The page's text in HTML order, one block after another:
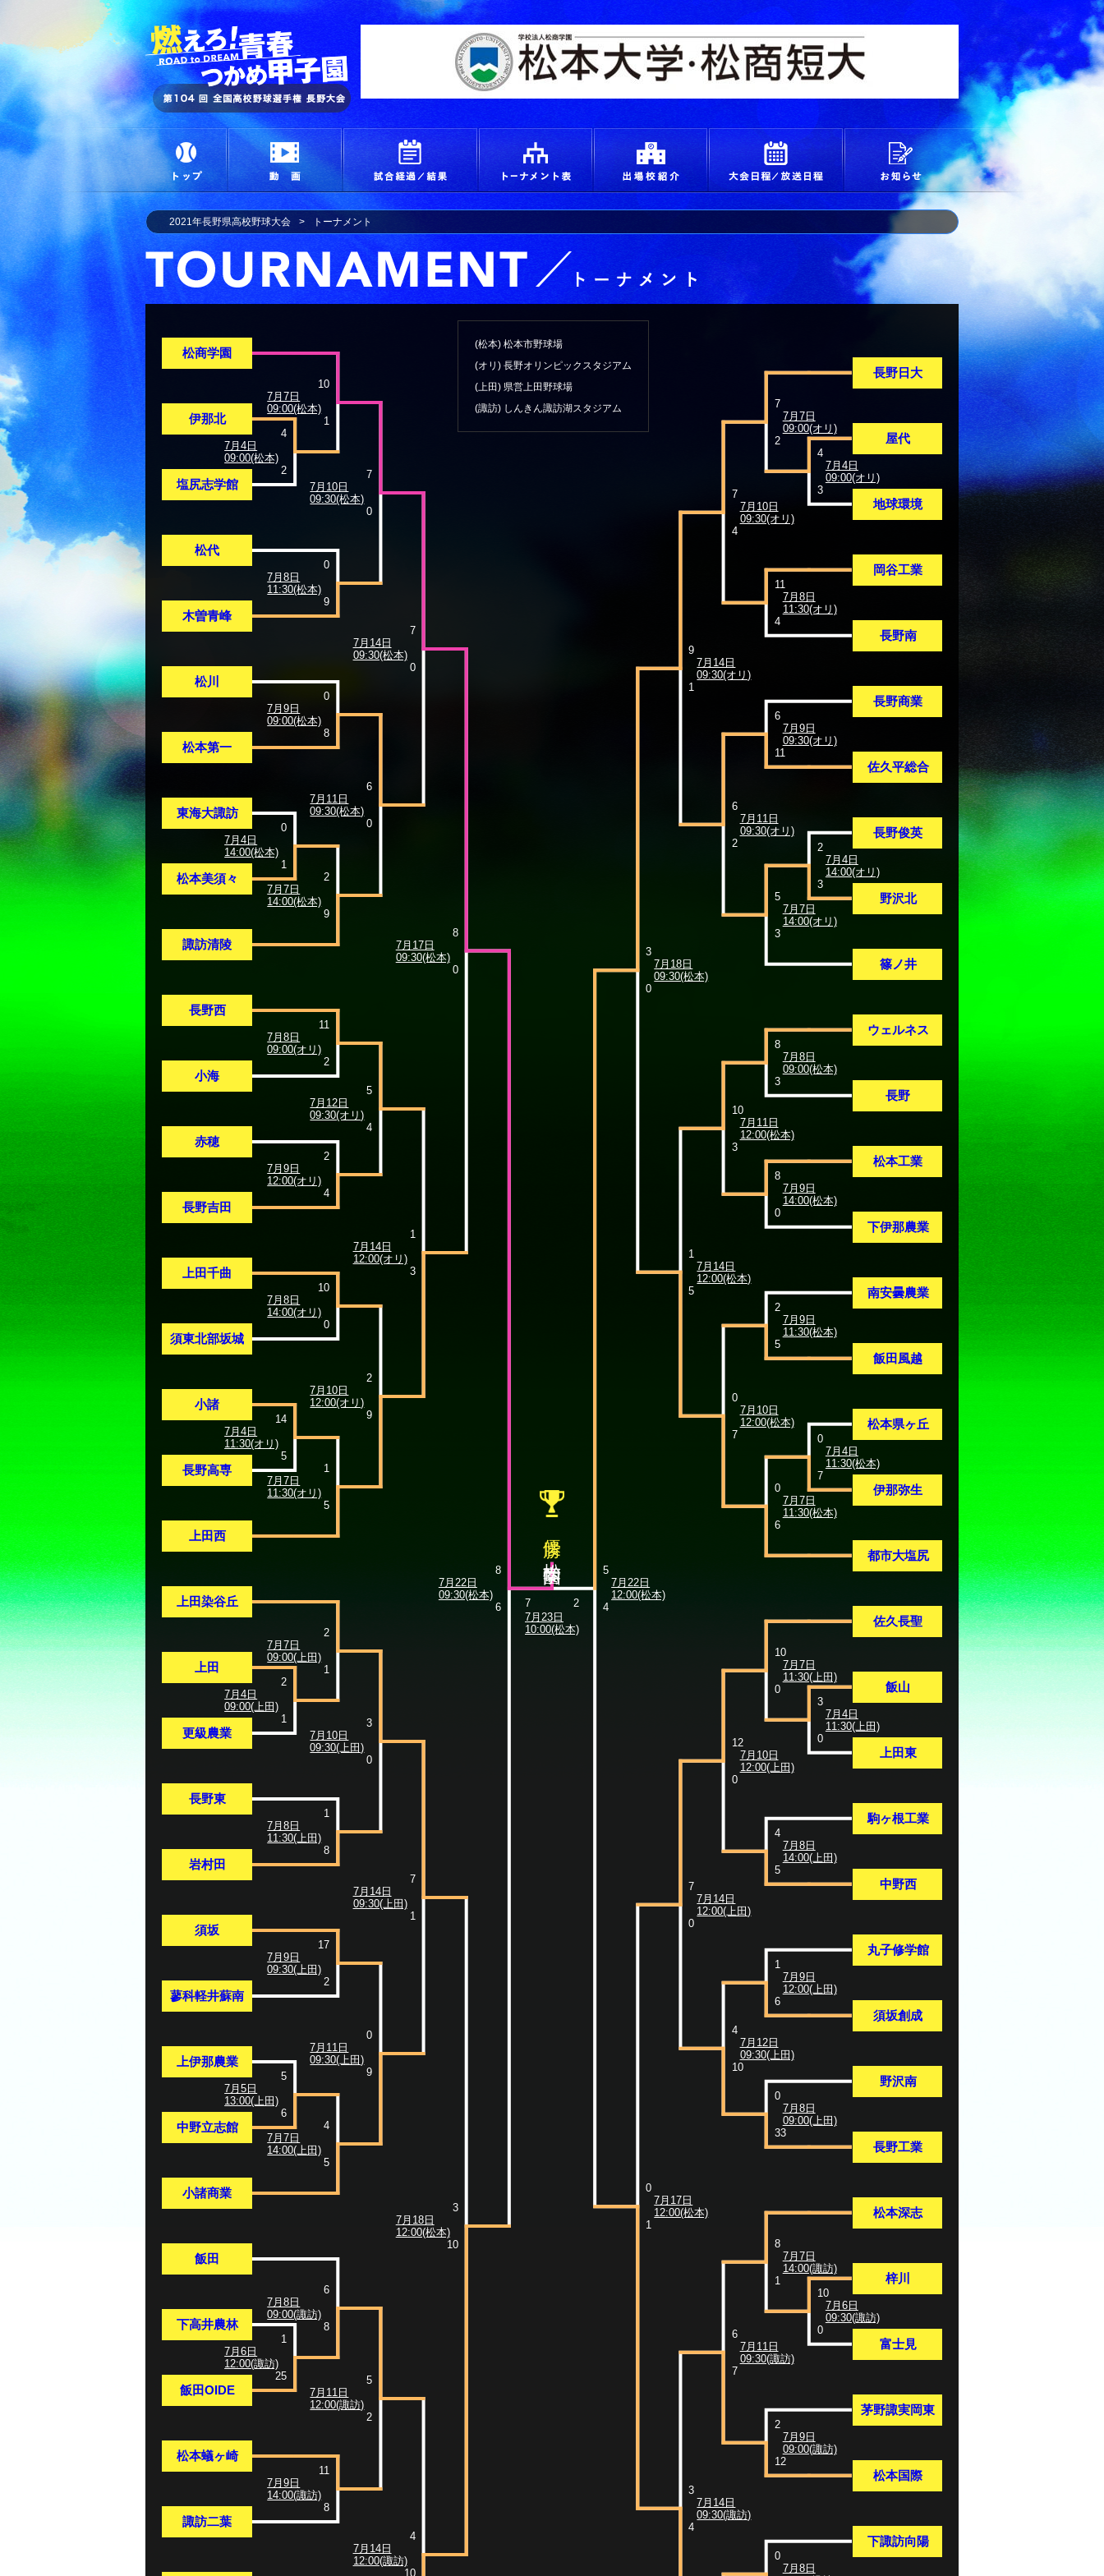
燃えろ！青春 つかめ甲子園
トップ 動画 試合経過＆結果 トーナメント 出場校 大会日程/放送日程
2021年長野県高校野球大会 トーナメント
(松本) 松本市野球場
(オリ) 長野オリンピックスタジアム
(上田) 県営上田野球場
(諏訪) しんきん諏訪湖スタジアム
松商学園
伊那北
塩尻志学館
松代
木曽青峰
松川
松本第一
東海大諏訪
松本美須々
諏訪清陵
長野西
小海
赤穂
長野吉田
上田千曲
須東北部坂城
小諸
長野高専
上田西
上田染谷丘
上田
更級農業
長野東
岩村田
須坂
蓼科軽井蘇南
上伊那農業
中野立志館
小諸商業
飯田
下高井農林
飯田OIDE
松本蟻ヶ崎
諏訪二葉
長野日大
屋代
地球環境
岡谷工業
長野南
長野商業
佐久平総合
長野俊英
野沢北
篠ノ井
ウェルネス
長野
松本工業
下伊那農業
南安曇農業
飯田風越
松本県ヶ丘
伊那弥生
都市大塩尻
佐久長聖
飯山
上田東
駒ヶ根工業
中野西
丸子修学館
須坂創成
野沢南
長野工業
松本深志
梓川
富士見
茅野諏実岡東
松本国際
下諏訪向陽
7月4日
09:00(松本)
4
2
7月4日
14:00(松本)
0
1
7月4日
11:30(オリ)
14
5
7月4日
09:00(上田)
2
1
7月5日
13:00(上田)
5
6
7月6日
12:00(諏訪)
1
25
7月7日
09:00(松本)
10
1
7月8日
11:30(松本)
0
9
7月9日
09:00(松本)
0
8
7月7日
14:00(松本)
2
9
7月8日
09:00(オリ)
11
2
7月9日
12:00(オリ)
2
4
7月8日
14:00(オリ)
10
0
7月7日
11:30(オリ)
1
5
7月7日
09:00(上田)
2
1
7月8日
11:30(上田)
1
8
7月9日
09:30(上田)
17
2
7月7日
14:00(上田)
4
5
7月8日
09:00(諏訪)
6
8
7月9日
14:00(諏訪)
11
8
7月10日
09:30(松本)
7
0
7月11日
09:30(松本)
6
0
7月12日
09:30(オリ)
5
4
7月10日
12:00(オリ)
2
9
7月10日
09:30(上田)
3
0
7月11日
09:30(上田)
0
9
7月11日
12:00(諏訪)
5
2
7月14日
09:30(松本)
7
0
7月14日
12:00(オリ)
1
3
7月14日
09:30(上田)
7
1
7月14日
12:00(諏訪)
4
10
7月17日
09:30(松本)
8
0
7月18日
12:00(松本)
3
10
7月22日
09:30(松本)
8
6
7月4日
09:00(オリ)
4
3
7月4日
14:00(オリ)
2
3
7月4日
11:30(松本)
0
7
7月4日
11:30(上田)
3
0
7月6日
09:30(諏訪)
10
0
7月7日
09:00(オリ)
7
2
7月8日
11:30(オリ)
11
4
7月9日
09:30(オリ)
6
11
7月7日
14:00(オリ)
5
3
7月8日
09:00(松本)
8
3
7月9日
14:00(松本)
8
0
7月9日
11:30(松本)
2
5
7月7日
11:30(松本)
0
6
7月7日
11:30(上田)
10
0
7月8日
14:00(上田)
4
5
7月9日
12:00(上田)
1
6
7月8日
09:00(上田)
0
33
7月7日
14:00(諏訪)
8
1
7月9日
09:00(諏訪)
2
12
7月8日
0
7月10日
09:30(オリ)
7
4
7月11日
09:30(オリ)
6
2
7月11日
12:00(松本)
10
3
7月10日
12:00(松本)
0
7
7月10日
12:00(上田)
12
0
7月12日
09:30(上田)
4
10
7月11日
09:30(諏訪)
6
7
7月14日
09:30(オリ)
9
1
7月14日
12:00(松本)
1
5
7月14日
12:00(上田)
7
0
7月14日
09:30(諏訪)
3
4
7月18日
09:30(松本)
3
0
7月17日
12:00(松本)
0
1
7月22日
12:00(松本)
5
4
7月23日
10:00(松本)
7 2
松商学園